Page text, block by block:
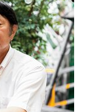
次世代へのバトン